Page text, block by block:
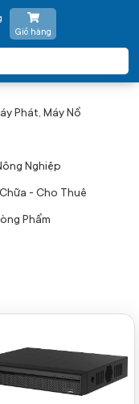
Giỏ hàng
Phát, Máy Nổ
Nghiệp
- Cho Thuê
Phẩm